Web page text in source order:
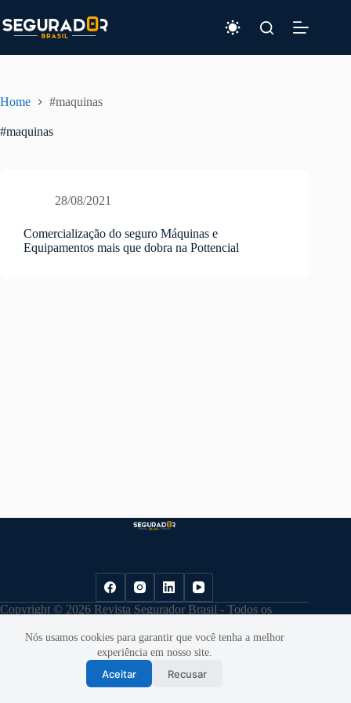
para
o
Nós usamos cookies para garantir que você tenha a melhor
experiência em nosso site.
Aceitar Recusar
Home #maquinas
#maquinas
28/08/2021
Comercialização do seguro Máquinas e
Equipamentos mais que dobra na Pottencial
Copyright © 2026 Revista Segurador Brasil - Todos os
Desenvolvido por